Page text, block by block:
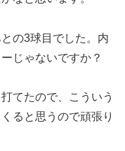
の3球目でした。内
じゃないですか？
てたので、こういう
ると思うので頑張り